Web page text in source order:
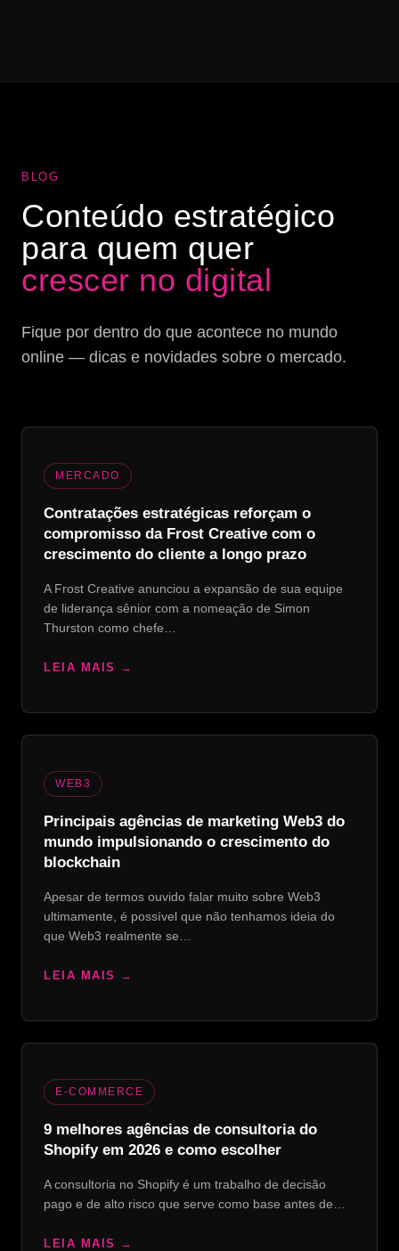
BLOG
Conteúdo estratégico
para quem quer
crescer no digital
Fique por dentro do que acontece no mundo
online — dicas e novidades sobre o mercado.
MERCADO
Contratações estratégicas reforçam o
compromisso da Frost Creative com o
crescimento do cliente a longo prazo
A Frost Creative anunciou a expansão de sua equipe
de liderança sênior com a nomeação de Simon
Thurston como chefe…
LEIA MAIS
WEB3
Principais agências de marketing Web3 do
mundo impulsionando o crescimento do
blockchain
Apesar de termos ouvido falar muito sobre Web3
ultimamente, é possível que não tenhamos ideia do
que Web3 realmente se…
LEIA MAIS
E-COMMERCE
9 melhores agências de consultoria do
Shopify em 2026 e como escolher
A consultoria no Shopify é um trabalho de decisão
pago e de alto risco que serve como base antes de…
LEIA MAIS